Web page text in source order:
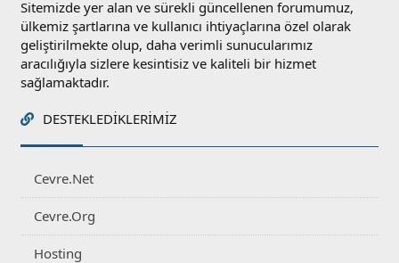
Sitemizde yer alan ve sürekli güncellenen forumumuz,
ülkemiz şartlarına ve kullanıcı ihtiyaçlarına özel olarak
geliştirilmekte olup, daha verimli sunucularımız
aracılığıyla sizlere kesintisiz ve kaliteli bir hizmet
sağlamaktadır.
DESTEKLEDIKLERIMIZ
Cevre.Net
Cevre.Org
Hosting